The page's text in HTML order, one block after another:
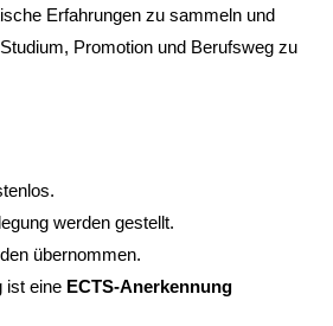
Erfahrungen zu sammeln und
Promotion und Berufsweg zu
werden gestellt.
übernommen.
ist eine ECTS-Anerkennung